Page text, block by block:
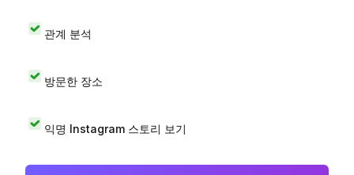
관계 분석
방문한 장소
익명 Instagram 스토리 보기